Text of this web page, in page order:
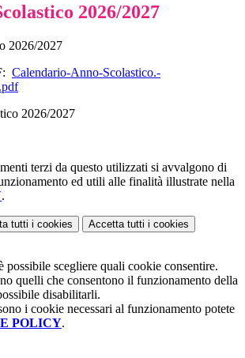
2026/2027
2026/2027
Calendario-Anno-Scolastico.-
terzi da questo utilizzati si avvalgono di
ed utili alle finalità illustrate nella
.
tutti i cookies Accetta tutti i cookies
possibile scegliere quali cookie consentire.
quelli che consentono il funzionamento della
disabilitarli.
i cookie necessari al funzionamento potete
POLICY.